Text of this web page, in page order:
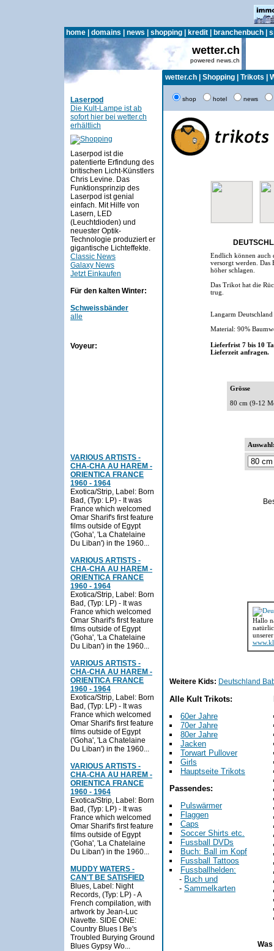
home domains news shopping kredit branchenbuch
wetter.ch
powered news.ch
Laserpod
Die Kult-Lampe ist ab
sofort hier bei wetter.ch
erhältlich
Laserpod ist die
patentierte Erfindung des
britischen Licht-Künstlers
Chris Levine. Das
Funktionsprinzip des
Laserpod ist genial
einfach. Mit Hilfe von
Lasern, LED
(Leuchtdioden) und
neuester Optik-
Technologie produziert er
gigantische Lichteffekte.
Classic News
Galaxy News
Jetzt Einkaufen
Für den kalten Winter:
Schweissbänder
alle
Voyeur:
VARIOUS ARTISTS -
CHA-CHA AU HAREM -
ORIENTICA FRANCE
1960 - 1964
Exotica/Strip, Label: Born
Bad, (Typ: LP) - It was
France which welcomed
Omar Sharif's first feature
films outside of Egypt
('Goha', 'La Chatelaine
Du Liban') in the 1960...
VARIOUS ARTISTS -
CHA-CHA AU HAREM -
ORIENTICA FRANCE
1960 - 1964
Exotica/Strip, Label: Born
Bad, (Typ: LP) - It was
France which welcomed
Omar Sharif's first feature
films outside of Egypt
('Goha', 'La Chatelaine
Du Liban') in the 1960...
VARIOUS ARTISTS -
CHA-CHA AU HAREM -
ORIENTICA FRANCE
1960 - 1964
Exotica/Strip, Label: Born
Bad, (Typ: LP) - It was
France which welcomed
Omar Sharif's first feature
films outside of Egypt
('Goha', 'La Chatelaine
Du Liban') in the 1960...
VARIOUS ARTISTS -
CHA-CHA AU HAREM -
ORIENTICA FRANCE
1960 - 1964
Exotica/Strip, Label: Born
Bad, (Typ: LP) - It was
France which welcomed
Omar Sharif's first feature
films outside of Egypt
('Goha', 'La Chatelaine
Du Liban') in the 1960...
MUDDY WATERS -
CAN'T BE SATISFIED
Blues, Label: Night
Records, (Typ: LP) - A
French compilation, with
artwork by Jean-Luc
Navette. SIDE ONE:
Country Blues I Be's
Troubled Burying Ground
Blues Gypsy Wo...
wetter.ch Shopping Trikots
shop hotel news
Endlich können auch
versorgt werden. Das
höher schlagen.
Das Trikot hat die
trug.
Langarm
Material: 90%
Lieferfrist 7 bis 10
Lieferzeit anfragen.
Grösse
80 cm (9-12
Hallo
Weitere Kids: Deutschland
Alle Kult Trikots:
60er Jahre
70er Jahre
80er Jahre
Jacken
Torwart Pullover
Girls
Hauptseite Trikots
Passendes:
Pulswärmer
Flaggen
Caps
Soccer Shirts etc.
Fussball DVDs
Buch: Ball im Kopf
Fussball Tattoos
Fussballhelden:
- Buch und
- Sammelkarten